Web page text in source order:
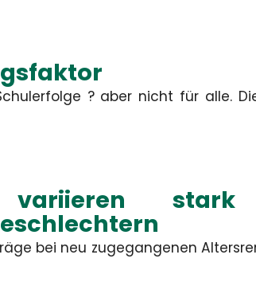
? aber nicht für alle.
variieren stark
bei neu zugegangenen